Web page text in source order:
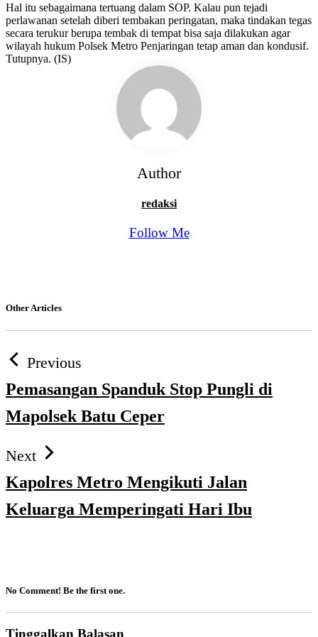
Hal itu sebagaimana tertuang dalam SOP. Kalau pun tejadi
perlawanan setelah diberi tembakan peringatan, maka tindakan tegas
secara terukur berupa tembak di tempat bisa saja dilakukan agar
wilayah hukum Polsek Metro Penjaringan tetap aman dan kondusif.
Tutupnya. (IS)
Author
redaksi
Follow Me
Other Articles
Previous
Pemasangan Spanduk Stop Pungli di
Mapolsek Batu Ceper
Next
Kapolres Metro Mengikuti Jalan
Keluarga Memperingati Hari Ibu
No Comment! Be the first one.
Tinggalkan Balasan